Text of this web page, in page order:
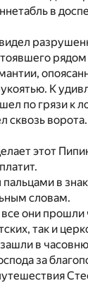
в
рядом
К
по грязи к
сквозь
этот
в
словам.
все они прошли
так и
в
за